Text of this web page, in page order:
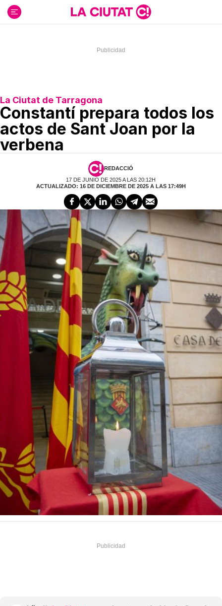
contenido
La Ciutat de Tarragona
Constantí prepara todos los
actos de Sant Joan por la
verbena
REDACCIÓ
17 DE JUNIO DE 2025 A LAS 20:12H
ACTUALIZADO: 16 DE DICIEMBRE DE 2025 A LAS 17:49H